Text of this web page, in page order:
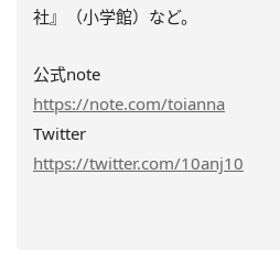
社』（小学館）など。
公式note
https://note.com/toianna
Twitter
https://twitter.com/10anj10